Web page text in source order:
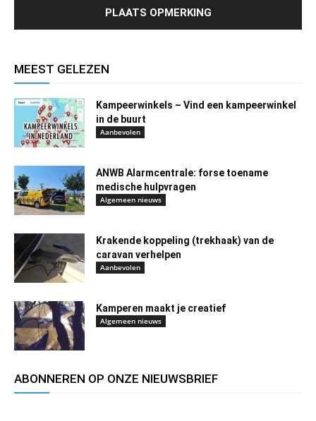
MEEST GELEZEN
Kampeerwinkels – Vind een kampeerwinkel
in de buurt
Aanbevolen
ANWB Alarmcentrale: forse toename
medische hulpvragen
Algemeen nieuws
Krakende koppeling (trekhaak) van de
caravan verhelpen
Aanbevolen
Kamperen maakt je creatief
Algemeen nieuws
ABONNEREN OP ONZE NIEUWSBRIEF